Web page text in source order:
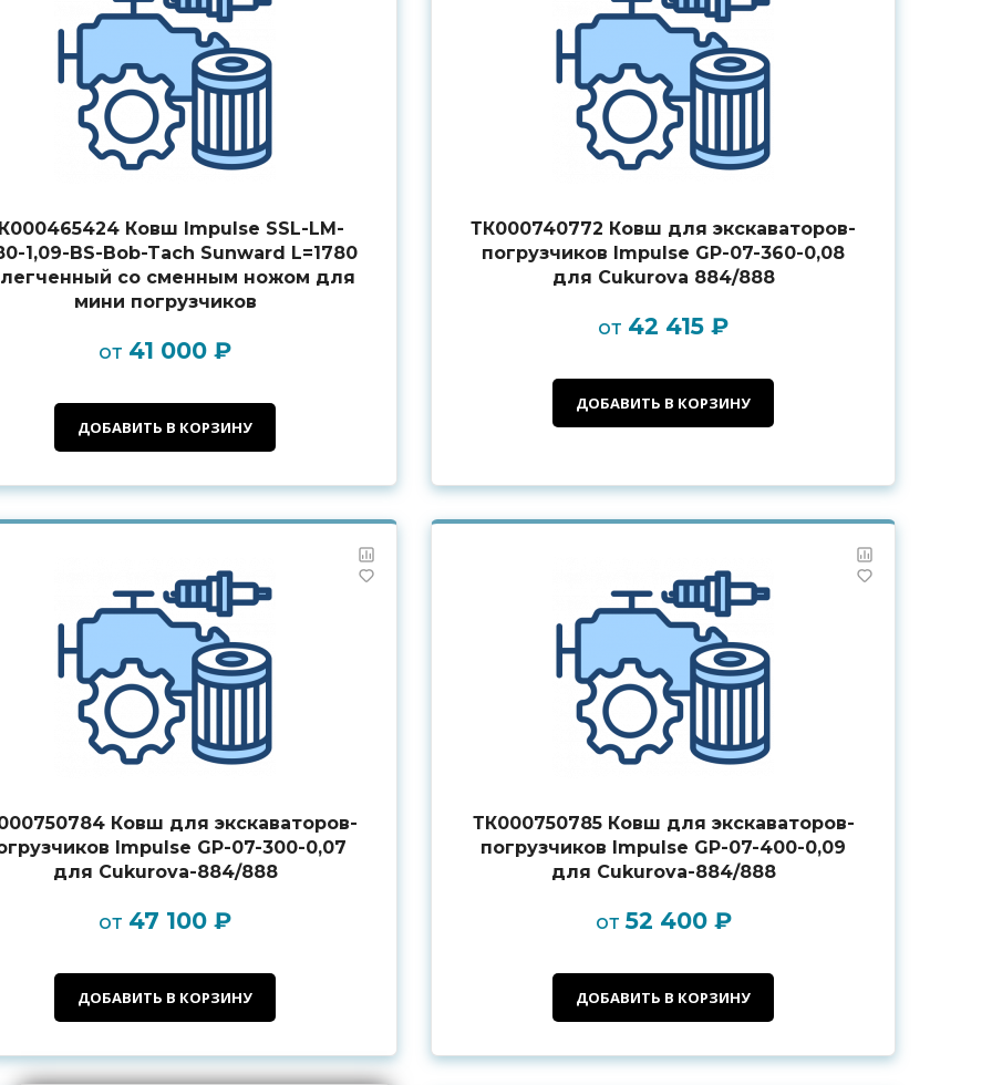
Ковш Impulse SSL-LM-
1,09-BS-Bob-Tach Sunward L=1780
со сменным ножом для
мини погрузчиков
от 41 000 ₽
ДОБАВИТЬ В КОРЗИНУ
ТК000740772 Ковш для экскаваторов-
погрузчиков Impulse GP-07-360-0,08
для Cukurova 884/888
от 42 415 ₽
ДОБАВИТЬ В КОРЗИНУ
Ковш для экскаваторов-
Impulse GP-07-300-0,07
для Cukurova-884/888
от 47 100 ₽
ДОБАВИТЬ В КОРЗИНУ
ТК000750785 Ковш для экскаваторов-
погрузчиков Impulse GP-07-400-0,09
для Cukurova-884/888
от52 400 ₽
ДОБАВИТЬ В КОРЗИНУ